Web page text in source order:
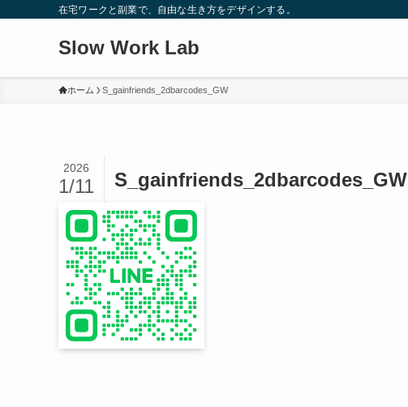
在宅ワークと副業で、自由な生き方をデザインする。
Slow Work Lab
ホーム S_gainfriends_2dbarcodes_GW
S_gainfriends_2dbarcodes_GW
2026
1/11